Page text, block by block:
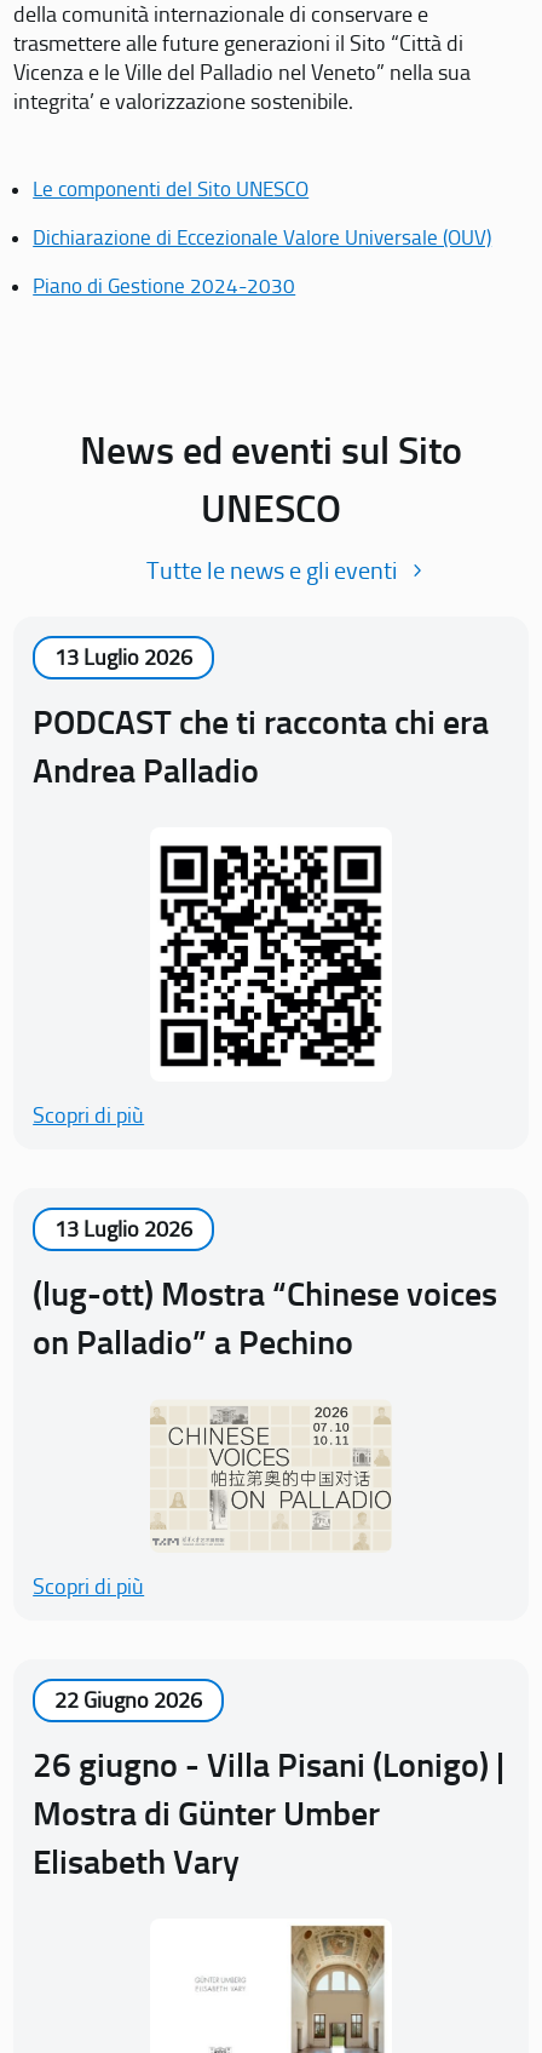
della comunità internazionale di conservare e
trasmettere alle future generazioni il Sito “Città di
Vicenza e le Ville del Palladio nel Veneto” nella sua
integrita’ e valorizzazione sostenibile.
Le componenti del Sito UNESCO
Dichiarazione di Eccezionale Valore Universale (OUV)
Piano di Gestione 2024-2030
News ed eventi sul Sito
UNESCO
Tutte le news e gli eventi
13 Luglio 2026
PODCAST che ti racconta chi era
Andrea Palladio
Scopri di più
13 Luglio 2026
(lug-ott) Mostra “Chinese voices
on Palladio” a Pechino
Scopri di più
22 Giugno 2026
26 giugno - Villa Pisani (Lonigo) |
Mostra di Günter Umber
Elisabeth Vary